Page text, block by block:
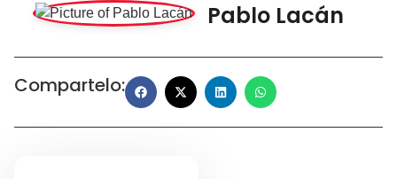
Pablo Lacán
Compartelo: